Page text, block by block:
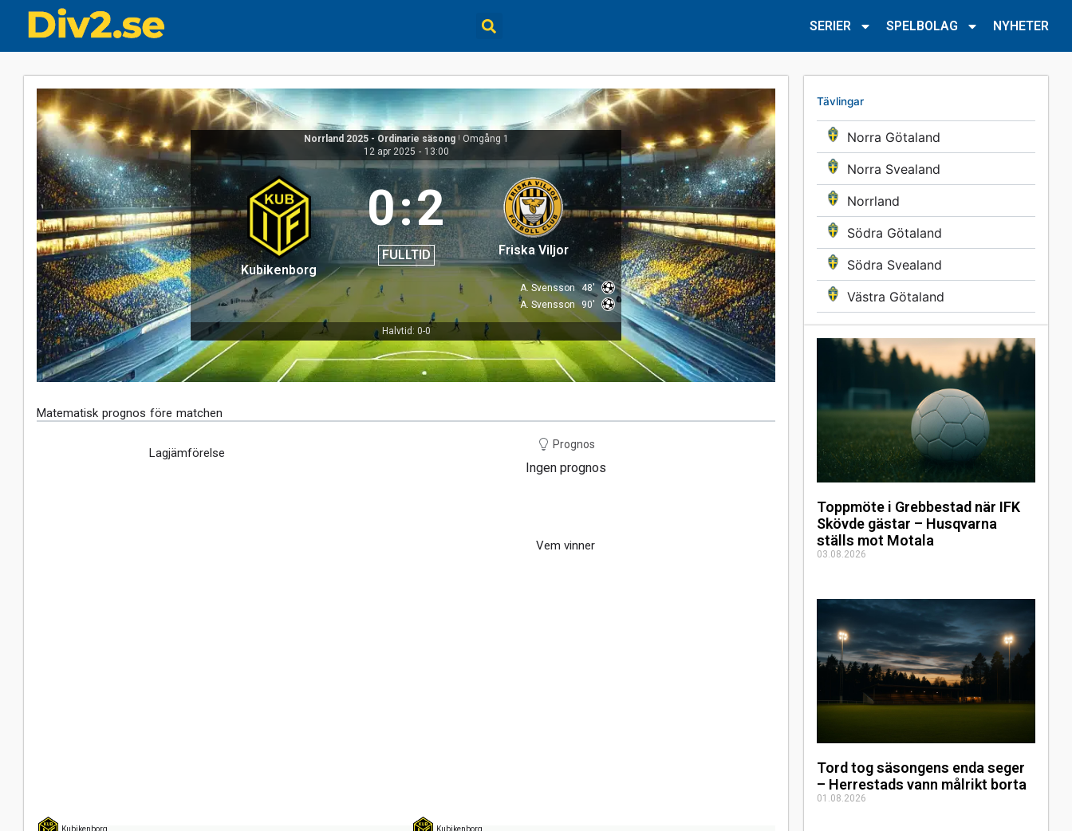
SERIER SPELBOLAG NYHETER
Tävlingar
Norra Götaland
Norra Svealand
Norrland
Södra Götaland
Södra Svealand
Västra Götaland
Toppmöte i Grebbestad när IFK
Skövde gästar – Husqvarna
ställs mot Motala
03.08.2026
Tord tog säsongens enda seger
– Herrestads vann målrikt borta
01.08.2026
Norrland 2025 - Ordinarie säsong | Omgång 1
12 apr 2025 - 13:00
Kubikenborg
0:2
FULLTID Friska Viljor
A. Svensson
48'
A. Svensson 90'
Halvtid: 0-0
Matematisk prognos före matchen
Lagjämförelse
Prognos
Ingen prognos
Vem vinner